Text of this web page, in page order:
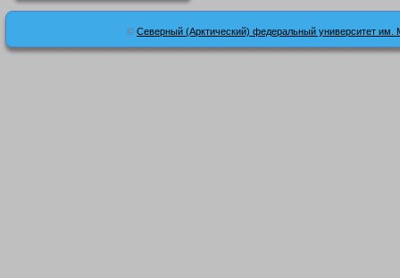
© Северный (Арктический) федеральный университет